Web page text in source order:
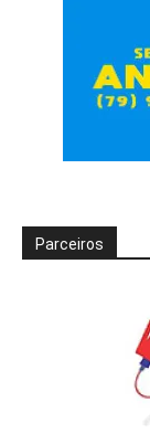
Parceiros